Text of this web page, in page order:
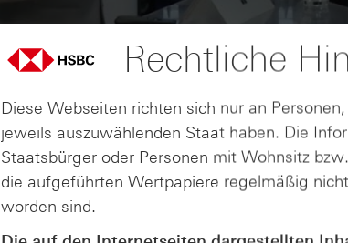
Rechtliche
Diese Webseiten richten sich nur an
jeweils auszuwählenden Staat haben. Die
Staatsbürger oder Personen mit Wohnsitz
die aufgeführten Wertpapiere regelmäßig
worden sind.